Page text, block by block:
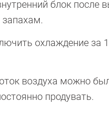
блок после
охлаждение за
воздуха можно
продувать.